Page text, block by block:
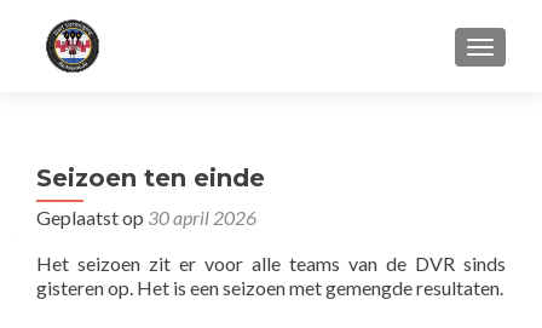
Seizoen ten einde
Geplaatst op 30 april 2026
Het seizoen zit er voor alle teams van de DVR sinds
gisteren op. Het is een seizoen met gemengde resultaten.